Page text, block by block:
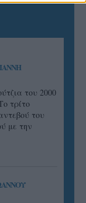
του 2000
τρίτο
του
με την